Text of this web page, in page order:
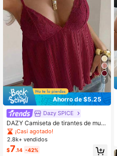
7
Ahorro de $5.25
Dazy SPICE
DAZY Camiseta de tirantes de muje
r con encaje de contraste de unicol
or, color burdeos, elegante para uso
en verano y noche, estilo Y2K para
vacaciones
¡Casi agotado!
2.8k+ vendidos
$7.14 -42%